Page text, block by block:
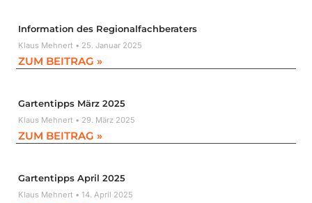
Information des Regionalfachberaters
Klaus Mehnert 25. Januar 2025
ZUM BEITRAG »
Gartentipps März 2025
Klaus Mehnert 29. März 2025
ZUM BEITRAG »
Gartentipps April 2025
Klaus Mehnert 14. April 2025